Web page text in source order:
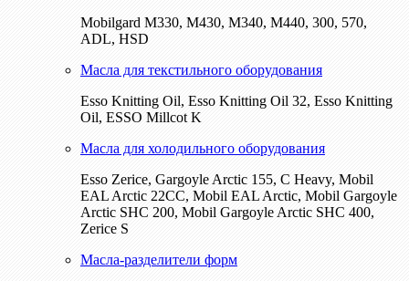
Mobilgard M330, M430, M340, M440, 300, 570,
ADL, HSD
Масла для текстильного оборудования
Esso Knitting Oil, Esso Knitting Oil 32, Esso Knitting
Oil, ESSO Millcot K
Масла для холодильного оборудования
Esso Zerice, Gargoyle Arctic 155, С Heavy, Mobil
EAL Arctic 22CC, Mobil EAL Arctic, Mobil Gargoyle
Arctic SHC 200, Mobil Gargoyle Arctic SHC 400,
Zerice S
Масла-разделители форм